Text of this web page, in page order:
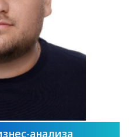
анализа